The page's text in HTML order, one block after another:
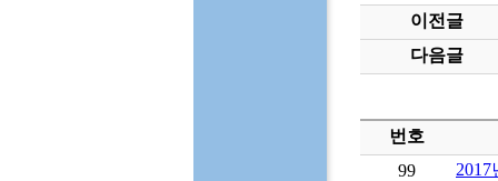
이전글
다음글
번호
99